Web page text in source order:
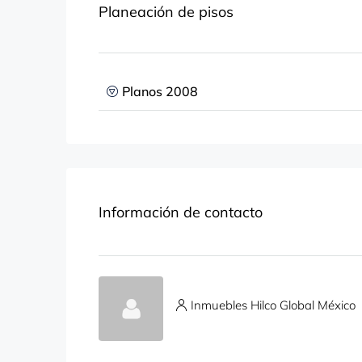
Planeación de pisos
Planos 2008
Información de contacto
Inmuebles Hilco Global México